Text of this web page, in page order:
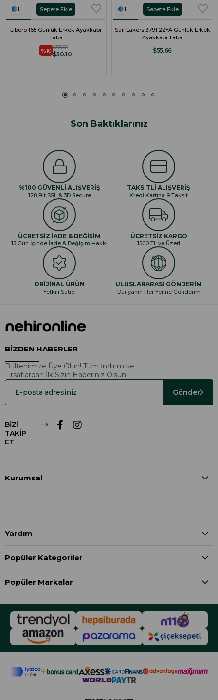
1
Libero 165 Günlük Erkek Ayakkabı
Taba
%10 $50.10
$55.66
Sepete Ekle 1
Sail Lakers 3791 22YA Günlük Erkek
Ayakkabı Taba
$55.66
Sepete Ekle
Son Baktıklarınız
%100 GÜVENLİ ALIŞVERİŞ
128 Bit SSL & 3D Secure
TAKSİTLİ ALIŞVERİŞ
Kredi Kartına 9 Taksit
ÜCRETSİZ İADE & DEĞİŞİM
15 Gün İçinde İade & Değişim Hakkı
ÜCRETSİZ KARGO
1500 TL ve Üzeri
ORİJİNAL ÜRÜN
Yetkili Satıcı
ULUSLARARASI GÖNDERİM
Dünyanın Her Yerine Gönderim
BİZDEN HABERLER
Bültenimize Üye Olun! Tüm İndirim ve
Fırsatlardan İlk Sizin Haberiniz Olsun!
Gönder
BİZİ
TAKİP
ET
Kurumsal
Yardım
Popüler Kategoriler
Popüler Markalar